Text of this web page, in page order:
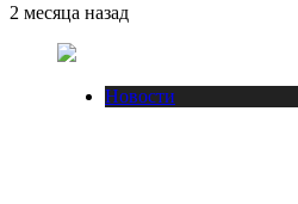
2 месяца назад
Новости